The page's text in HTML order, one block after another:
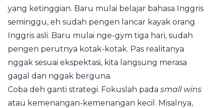
yang ketinggian. Baru mulai belajar bahasa Inggris
seminggu, eh sudah pengen lancar kayak orang
Inggris asli. Baru mulai nge-gym tiga hari, sudah
pengen perutnya kotak-kotak. Pas realitanya
nggak sesuai ekspektasi, kita langsung merasa
gagal dan nggak berguna.
Coba deh ganti strategi. Fokuslah pada small wins
atau kemenangan-kemenangan kecil. Misalnya,